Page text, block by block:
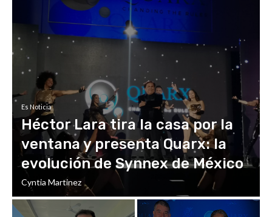
Es Noticia
Héctor Lara tira la casa por la
ventana y presenta Quarx: la
evolución de Synnex de México
Cyntia Martinez